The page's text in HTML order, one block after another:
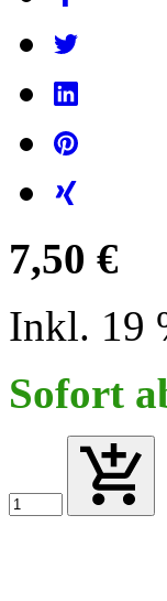
7,50 €
Inkl. 19
Sofort